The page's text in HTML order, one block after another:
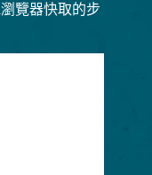
覽器快取的步